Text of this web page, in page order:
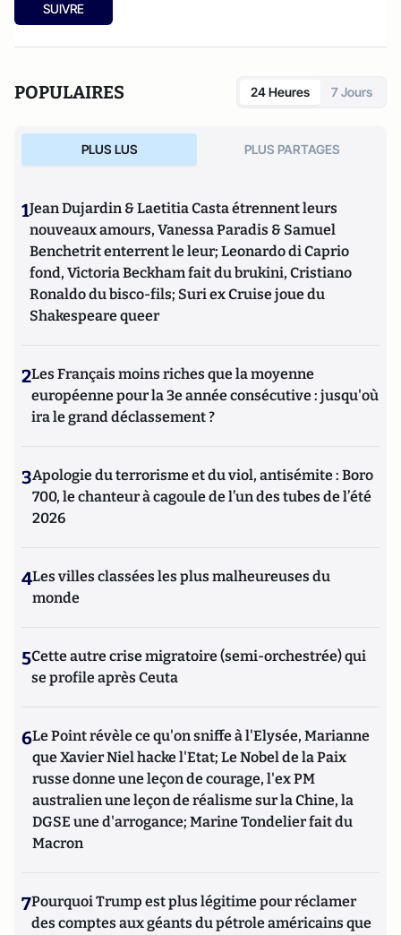
SUIVRE
POPULAIRES 24 Heures 7 Jours
PLUS LUS PLUS PARTAGES
1Jean Dujardin & Laetitia Casta étrennent leurs
nouveaux amours, Vanessa Paradis & Samuel
Benchetrit enterrent le leur; Leonardo di Caprio
fond, Victoria Beckham fait du brukini, Cristiano
Ronaldo du bisco-fils; Suri ex Cruise joue du
Shakespeare queer
2Les Français moins riches que la moyenne
européenne pour la 3e année consécutive : jusqu'où
ira le grand déclassement ?
3Apologie du terrorisme et du viol, antisémite : Boro
700, le chanteur à cagoule de l’un des tubes de l’été
2026
4Les villes classées les plus malheureuses du
monde
5Cette autre crise migratoire (semi-orchestrée) qui
se profile après Ceuta
6Le Point révèle ce qu'on sniffe à l'Elysée, Marianne
que Xavier Niel hacke l'Etat; Le Nobel de la Paix
russe donne une leçon de courage, l'ex PM
australien une leçon de réalisme sur la Chine, la
DGSE une d'arrogance; Marine Tondelier fait du
Macron
7Pourquoi Trump est plus légitime pour réclamer
des comptes aux géants du pétrole américains que